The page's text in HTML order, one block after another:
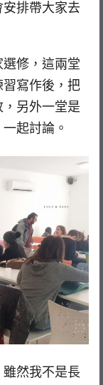
排帶大家去
修，這兩堂
寫作後，把
另外一堂是
起討論。
然我不是長